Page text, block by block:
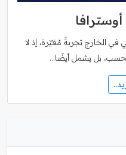
في الخارج تجربةً مُغيّرة، إذ لا
فحسب، بل يشمل أيضًا…